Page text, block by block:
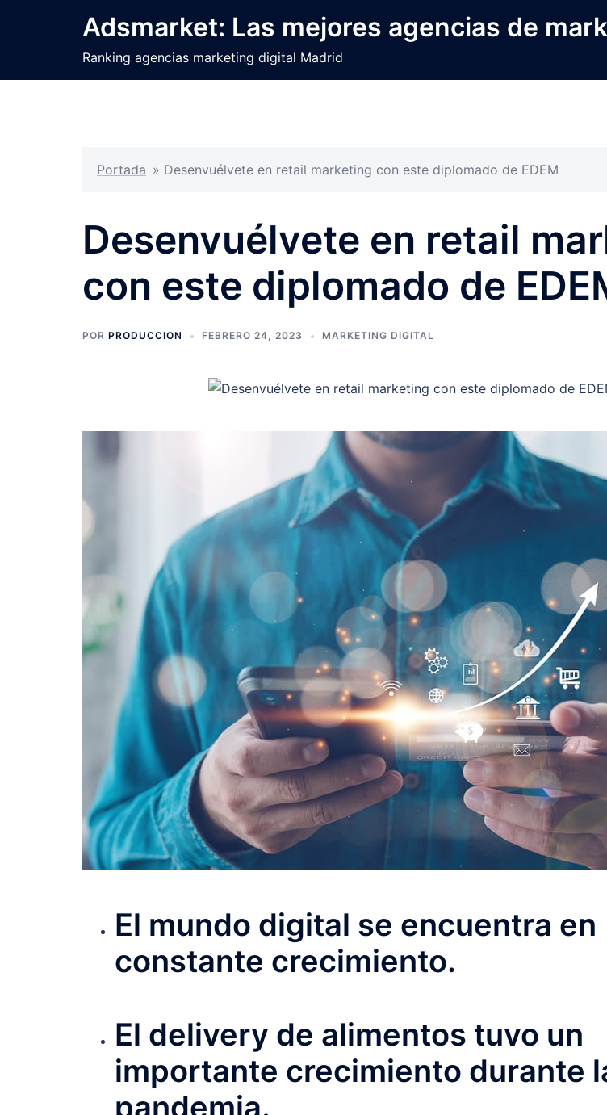
Adsmarket: Las mejores agencias de
Ranking agencias marketing digital Madrid
Portada » Desenvuélvete en retail marketing con este diplomado de EDEM
Desenvuélvete en retail
con este diplomado de
POR PRODUCCION FEBRERO 24, 2023 MARKETING DIGITAL
El mundo digital se encuentra en
constante crecimiento.
El delivery de alimentos tuvo un
importante crecimiento durante
pandemia.